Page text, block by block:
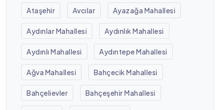
Ataşehir Avcılar Ayazağa Mahallesi
Aydınlar Mahallesi Aydınlık Mahallesi
Aydınlı Mahallesi Aydıntepe Mahallesi
Ağva Mahallesi Bahçecik Mahallesi
Bahçelievler Bahçeşehir Mahallesi